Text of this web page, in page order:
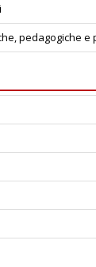
pedagogiche e